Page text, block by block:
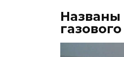
Названы